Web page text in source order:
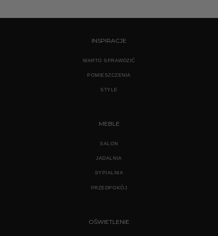
2689,00 zł
INSPIRACJE
WARTO SPRAWDZIĆ
POMIESZCZENIA
STYLE
MEBLE
SALON
JADALNIA
SYPIALNIA
PRZEDPOKÓJ
OŚWIETLENIE